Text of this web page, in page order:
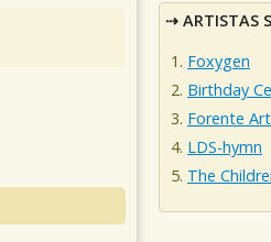
ARTISTAS
Foxygen
Birthday
Forente
LDS-hymn
The